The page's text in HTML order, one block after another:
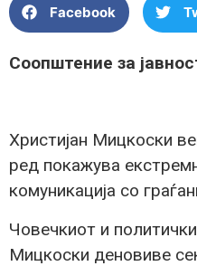
Facebook
Соопштение за
Христијан Мицкоски
ред покажува
комуникација со
Човечкиот и
Мицкоски деновиве